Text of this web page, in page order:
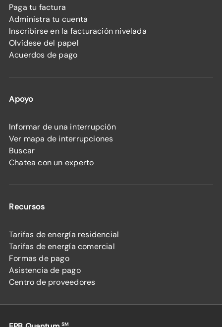
Paga tu factura
Administra tu cuenta
Inscribirse en la facturación nivelada
Olvídese del papel
Acuerdos de pago
Apoyo
Informar de una interrupción
Ver mapa de interrupciones
Buscar
Chatea con un experto
Recursos
Tarifas de energía residencial
Tarifas de energía comercial
Formas de pago
Asistencia de pago
Centro de proveedores
SM